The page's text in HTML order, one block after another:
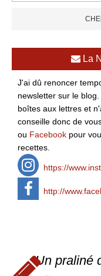
La
J'ai dû renoncer
newsletter sur le
boîtes aux lettres et
conseille donc de
ou Facebook pour
recettes.
https://
http://
Un praliné